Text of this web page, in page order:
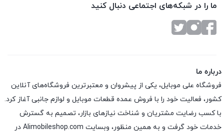
ما را در شبکه‌های اجتماعی دنبال کنید
درباره ما
فروشگاه علی موبایل، یکی از پیشروان و معتبرترین فروشگاه‌های آنلاین
کشور، فعالیت خود را با فروش عمده قطعات موبایل و لوازم جانبی آغاز کرد.
با کسب رضایت مشتریان و شناخت نیازهای بازار، تصمیم به گسترش
خدمات خود گرفت و به همین منظور، وبسایت Alimobileshop.com در